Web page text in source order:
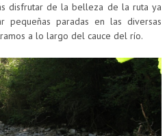
disfrutar de la belleza de la ruta ya
paradas en las diversas
a lo largo del cauce del río.